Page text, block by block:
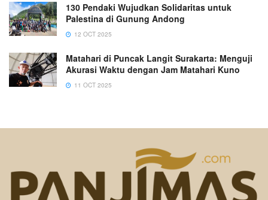
130 Pendaki Wujudkan Solidaritas untuk
Palestina di Gunung Andong
12 OCT 2025
Matahari di Puncak Langit Surakarta: Menguji
Akurasi Waktu dengan Jam Matahari Kuno
11 OCT 2025